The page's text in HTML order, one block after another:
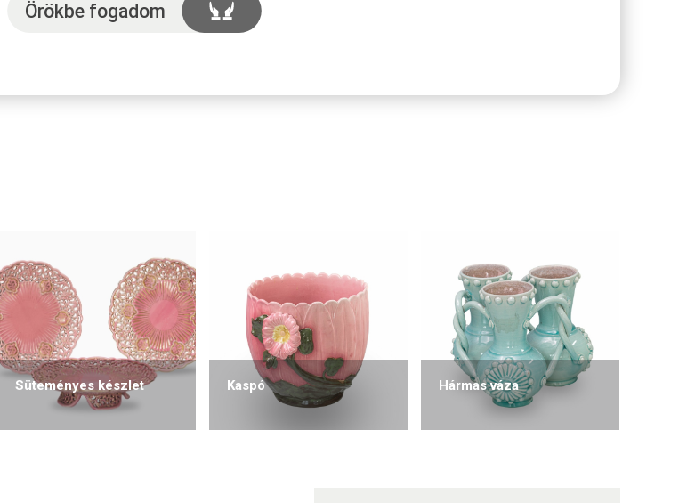
Örökbefogadom
Süteményes készlet Kaspó Hármas váza